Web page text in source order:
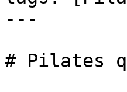
---
# Pilates